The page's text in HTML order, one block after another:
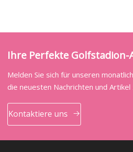
Ihre Perfekte Golfstadion-
Melden Sie sich für unseren
die neuesten Nachrichten und
Kontaktiere uns